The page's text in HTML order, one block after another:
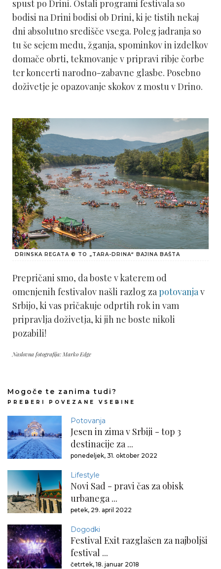
spust po Drini. Ostali programi festivala so
bodisi na Drini bodisi ob Drini, ki je tistih nekaj
dni absolutno središče vsega. Poleg jadranja so
tu še sejem medu, žganja, spominkov in izdelkov
domače obrti, tekmovanje v pripravi ribje čorbe
ter koncerti narodno-zabavne glasbe. Posebno
doživetje je opazovanje skokov z mostu v Drino.
DRINSKA REGATA © TO „TARA-DRINA“ BAJINA BAŠTA
Prepričani smo, da boste v katerem od
omenjenih festivalov našli razlog za potovanja v
Srbijo, ki vas pričakuje odprtih rok in vam
pripravlja doživetja, ki jih ne boste nikoli
pozabili!
Naslovna fotografija: Marko Edge
Mogoče te zanima tudi?
PREBERI POVEZANE VSEBINE
Potovanja
Jesen in zima v Srbiji - top 3
destinacije za ...
ponedeljek, 31. oktober 2022
Lifestyle
Novi Sad - pravi čas za obisk
urbanega ...
petek, 29. april 2022
Dogodki
Festival Exit razglašen za najboljši
festival ...
četrtek, 18. januar 2018